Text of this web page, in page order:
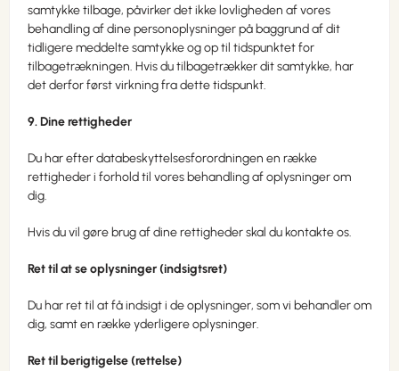
samtykke tilbage, påvirker det ikke lovligheden af vores
behandling af dine personoplysninger på baggrund af dit
tidligere meddelte samtykke og op til tidspunktet for
tilbagetrækningen. Hvis du tilbagetrækker dit samtykke, har
det derfor først virkning fra dette tidspunkt.
9. Dine rettigheder
Du har efter databeskyttelsesforordningen en række
rettigheder i forhold til vores behandling af oplysninger om
dig.
Hvis du vil gøre brug af dine rettigheder skal du kontakte os.
Ret til at se oplysninger (indsigtsret)
Du har ret til at få indsigt i de oplysninger, som vi behandler om
dig, samt en række yderligere oplysninger.
Ret til berigtigelse (rettelse)